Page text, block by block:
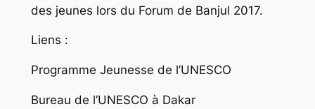
des jeunes lors du Forum de Banjul 2017.
Liens :
Programme Jeunesse de l’UNESCO
Bureau de l’UNESCO à Dakar